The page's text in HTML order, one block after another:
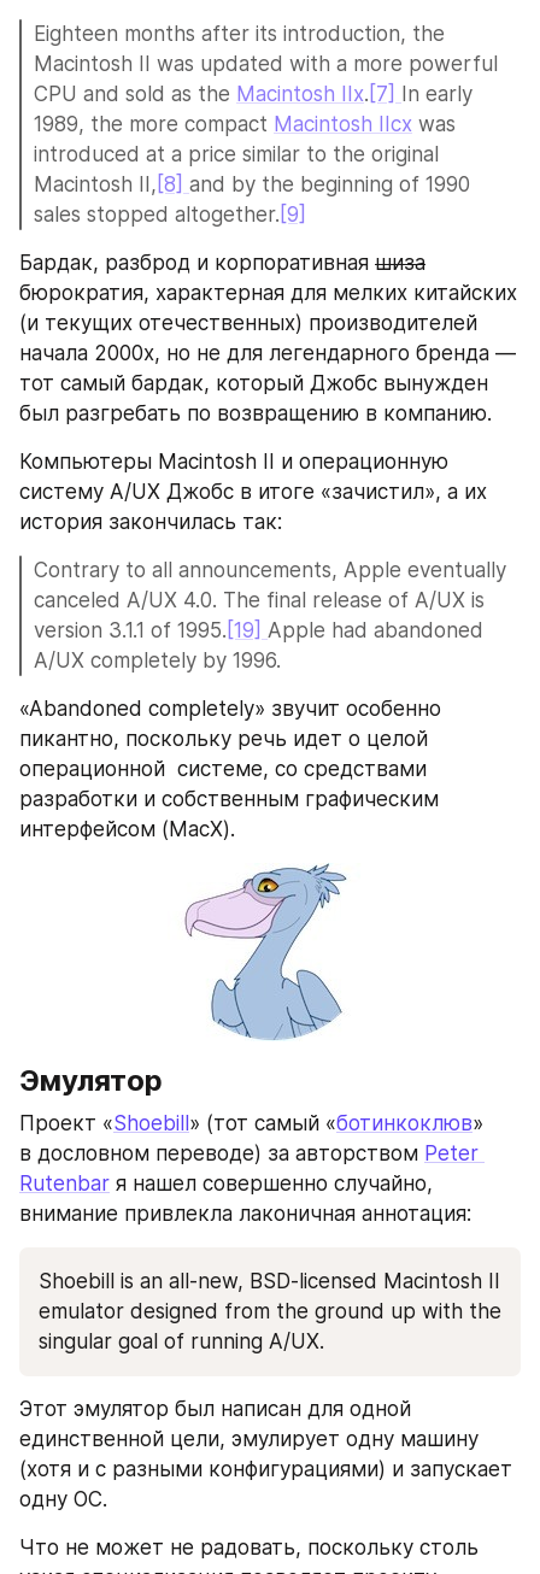
Eighteen months after its introduction, the
Macintosh II was updated with a more powerful
CPU and sold as the Macintosh IIx. [7]
In early
1989, the more compact Macintosh IIcx was
introduced at a price similar to the original
Macintosh II, [8] and by the beginning of 1990
sales stopped altogether. [9]
Бардак, разброд и корпоративная шиза
бюрократия, характерная для мелких китайских
(и текущих отечественных) производителей
начала 2000х, но не для легендарного бренда —
тот самый бардак, который Джобс вынужден
был разгребать по возвращению в компанию.
Компьютеры Macintosh II и операционную
систему A/UX Джобс в итоге «зачистил», а их
история закончилась так:
Contrary to all announcements, Apple eventually
canceled A/UX 4.0. The final release of A/UX is
version 3.1.1 of 1995. [19] Apple had abandoned
A/UX completely by 1996.
«Abandoned completely» звучит особенно
пикантно, поскольку речь идет о целой
операционной  системе, со средствами
разработки и собственным графическим
интерфейсом (MacX).
Эмулятор
Проект «Shoebill » (тот самый «ботинкоклюв»
в дословном переводе) за авторством Peter
Rutenbar я нашел совершенно случайно,
внимание привлекла лаконичная аннотация:
Shoebill is an all-new, BSD-licensed Macintosh II
emulator designed from the ground up with the
singular goal of running A/UX.
Этот эмулятор был написан для одной
единственной цели, эмулирует одну машину
(хотя и с разными конфигурациями) и запускает
одну ОС.
Что не может не радовать, поскольку столь